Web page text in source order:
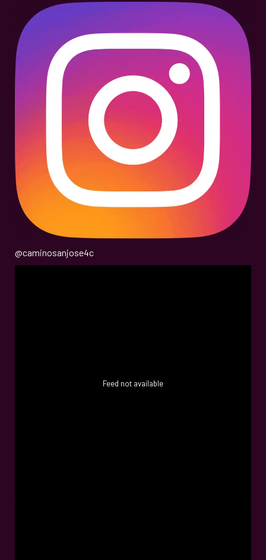
@caminosanjose4c
Feed not available